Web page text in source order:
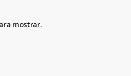
mostrar.